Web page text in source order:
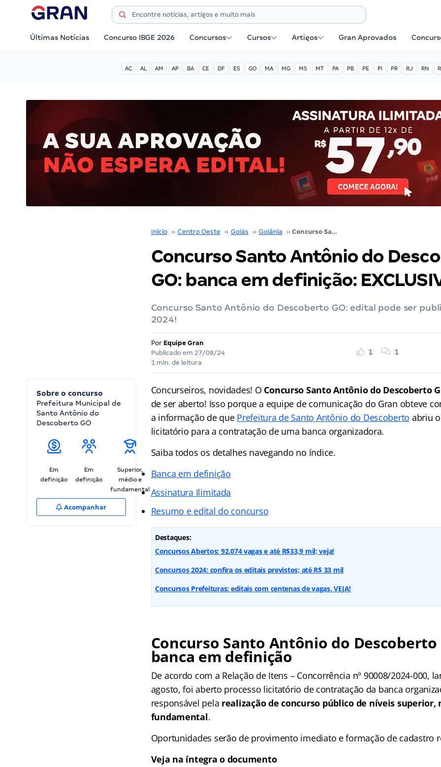
Últimas Notícias Concurso IBGE 2026 Concursos Cursos Artigos Gran Aprovados
AC AL AM AP BA CE DF ES GO MA MG MS MT PA PB PE PI PR RJ RN
Início ›› Centro Oeste ›› Goiás ›› Goiânia ›› Concurso Santo Antônio do Descoberto GO: banca em definição: EXCLUSIVO!
Concurso Santo Antônio do
GO: banca em definição:
Concurso Santo Antônio do Descoberto GO: edital pode ser
2024!
Por Equipe Gran
Publicado em 27/08/24
1 min. de leitura
1 1
Sobre o concurso
Prefeitura Municipal de
Santo Antônio do
Descoberto GO
Em
definição
Em
definição
Superior,
médio e
fundamental
Acompanhar
Concurseiros, novidades! O Concurso Santo Antônio do Descoberto
de ser aberto! Isso porque a equipe de comunicação do Gran obteve
a informação de que Prefeitura de Santo Antônio do Descoberto abriu
licitatório para a contratação de uma banca organizadora.
Saiba todos os detalhes navegando no índice.
Banca em definição
Assinatura Ilimitada
Resumo e edital do concurso
Destaques:
Concursos Abertos: 92.074 vagas e até R$33,9 mil; veja!
Concursos 2024: confira os editais previstos; até R$ 33 mil
Concursos Prefeituras: editais com centenas de vagas. VEJA!
Concurso Santo Antônio do Descoberto
banca em definição
De acordo com a Relação de Itens – Concorrência nº 90008/2024-000,
agosto, foi aberto processo licitatório de contratação da banca
responsável pela realização de concurso público de níveis superior,
fundamental.
Oportunidades serão de provimento imediato e formação de cadastro
Veja na íntegra o documento